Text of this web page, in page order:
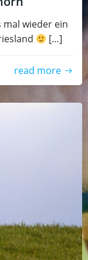
mal wieder ein
[…]
read more